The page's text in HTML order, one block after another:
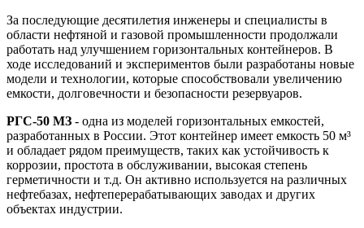
За последующие десятилетия инженеры и специалисты в
области нефтяной и газовой промышленности продолжали
работать над улучшением горизонтальных контейнеров. В
ходе исследований и экспериментов были разработаны новые
модели и технологии, которые способствовали увеличению
емкости, долговечности и безопасности резервуаров.
РГС-50 МЗ - одна из моделей горизонтальных емкостей,
разработанных в России. Этот контейнер имеет емкость 50 м³
и обладает рядом преимуществ, таких как устойчивость к
коррозии, простота в обслуживании, высокая степень
герметичности и т.д. Он активно используется на различных
нефтебазах, нефтеперерабатывающих заводах и других
объектах индустрии.